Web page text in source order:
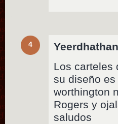
4 Yeerdhathan
Los carteles
su diseño
worthington
Rogers y
saludos